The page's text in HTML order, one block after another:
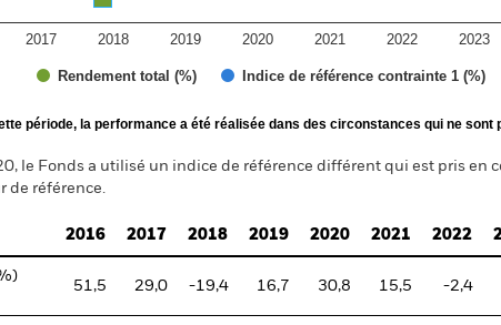
Rendement total (%) Indice de référence contrainte 1 (%)
2017 2018 2019 2020 2021 2022 2023
période, la performance a été réalisée dans des circonstances qui ne sont
le Fonds a utilisé un indice de référence différent qui est pris en
de référence.
2016 2017 2018 2019 2020 2021 2022
51,5 29,0 -19,4 16,7 30,8 15,5 -2,4